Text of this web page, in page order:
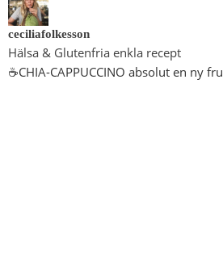
ceciliafolkesson
Hälsa & Glutenfria enkla recept
☕️CHIA-CAPPUCCINO absolut en ny